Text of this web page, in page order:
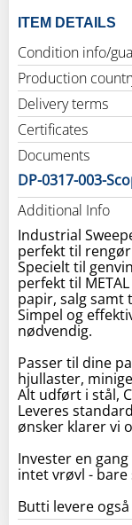
ITEM DETAILS
Condition info/
Production
Delivery terms
Certificates
Documents
DP-0317-003-
Additional Info
Industrial
perfekt til
Specielt til
perfekt til
papir, salg samt
Simpel og
nødvendig.
Passer til dine
hjullaster,
Alt udført i stål,
Leveres
ønsker klarer vi
Invester en
intet vrøvl -
Butti levere